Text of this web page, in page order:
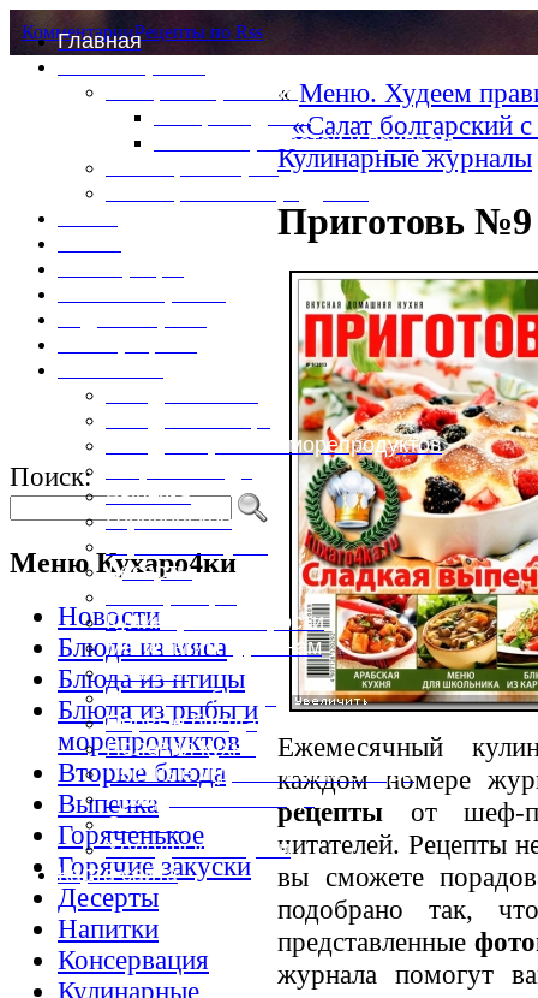
Главная
Специи и пряности
Специи и диета
Каталог пряностей и приправ
Таблица калорий
Блюда из рыбы и морепродуктов
Выпечка
Горяченькое
Десерты
Кулинарные хитрости
Маленьким гурманам
Напитки
Овощные блюда
Первые блюда
Полевая кухня
Постные и диетические блюда
Праздничные блюда
Салаты
Холодные закуски
Карта сайта
КомментарииРецепты по Rss
Поиск:
Меню Кухаро4ки
Новости
Блюда из мяса
Блюда из птицы
Блюда из рыбы и
морепродуктов
Вторые блюда
Выпечка
Горяченькое
Горячие закуски
Десерты
Напитки
Консервация
Кулинарные
«Меню. Худеем
«Салат болгарский
Кулинарные журналы
Приготовь №9
Ежемесячный
каждом номере
рецепты от шеф-
читателей. Рецепты
вы сможете
подобрано так,
представленные
журнала помогут